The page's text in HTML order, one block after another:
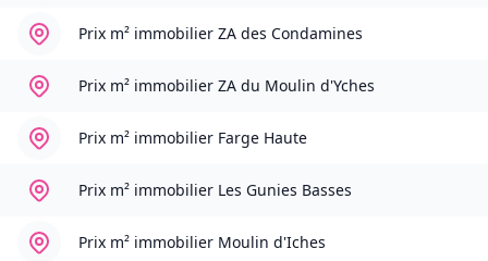
Prix m² immobilier ZA des Condamines
Prix m² immobilier ZA du Moulin d'Yches
Prix m² immobilier Farge Haute
Prix m² immobilier Les Gunies Basses
Prix m² immobilier Moulin d'Iches